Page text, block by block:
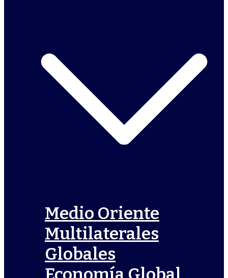
Medio Oriente
Multilaterales
Globales